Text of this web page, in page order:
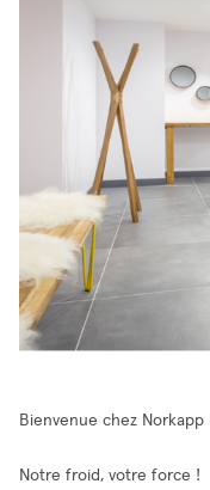
Bienvenue chez Norkapp
Notre froid, votre force !